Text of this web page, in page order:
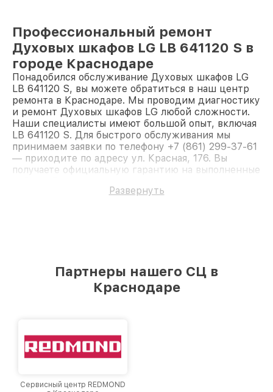
Профессиональный ремонт
Духовых шкафов LG LB 641120 S в
городе Краснодаре
Понадобился обслуживание Духовых шкафов LG
LB 641120 S, вы можете обратиться в наш центр
ремонта в Краснодаре. Мы проводим диагностику
и ремонт Духовых шкафов LG любой сложности.
Наши специалисты имеют большой опыт, включая
LB 641120 S. Для быстрого обслуживания мы
принимаем заявки по телефону +7 (861) 299-37-61
— приходите по адресу ул. Красная, 176. Вы
получаете официальную гарантию на выполненные
Развернуть
Партнеры нашего СЦ в
Краснодаре
Сервисный центр REDMOND